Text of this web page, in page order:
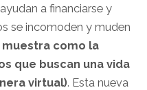
a financiarse y
se incomoden y muden
muestra como la
que buscan una vida
virtual). Esta nueva